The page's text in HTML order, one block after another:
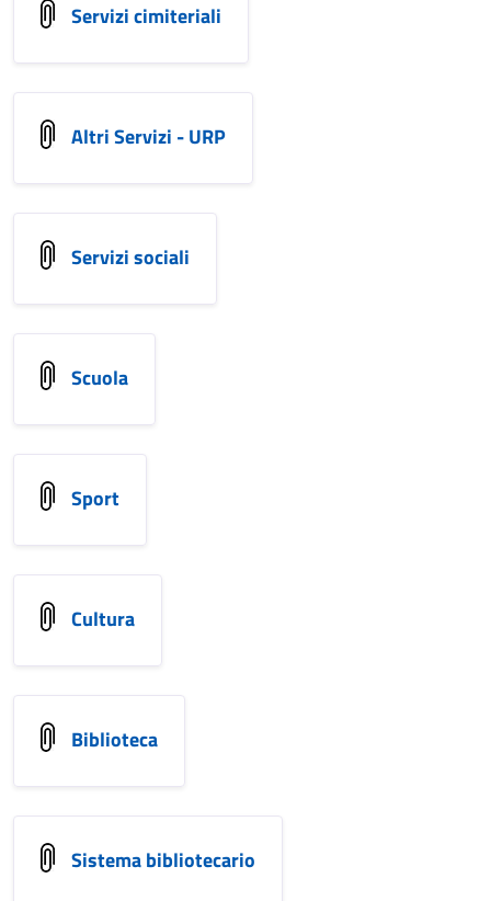
Servizi cimiteriali
Altri Servizi - URP
Servizi sociali
Scuola
Sport
Cultura
Biblioteca
Sistema bibliotecario